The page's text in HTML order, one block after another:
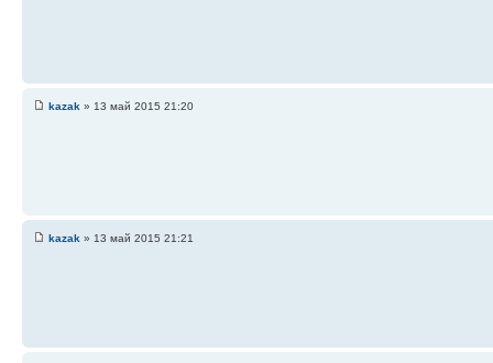
kazak » 13 май 2015 21:20
kazak » 13 май 2015 21:21